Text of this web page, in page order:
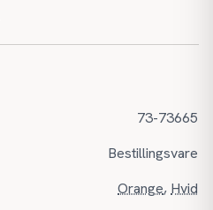
73-73665
Bestillingsvare
Orange, Hvid